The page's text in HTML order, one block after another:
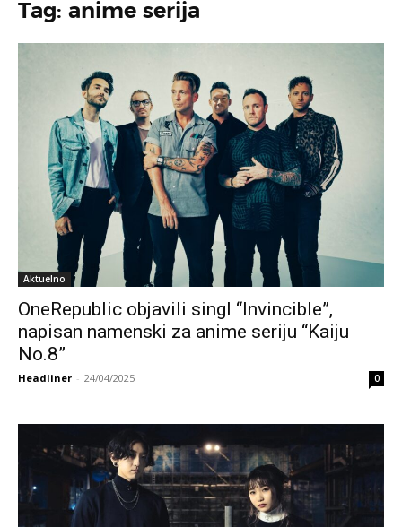
Tag: anime serija
Aktuelno
OneRepublic objavili singl “Invincible”,
napisan namenski za anime seriju “Kaiju
No.8”
Headliner - 24/04/2025 0